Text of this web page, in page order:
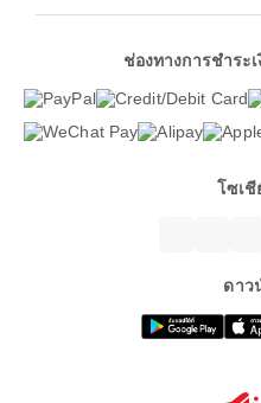
ช่องทางการชำระ
โซเชี
ดาว